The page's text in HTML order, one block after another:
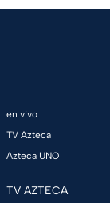
en vivo
TV Azteca
Azteca UNO
TV AZTECA